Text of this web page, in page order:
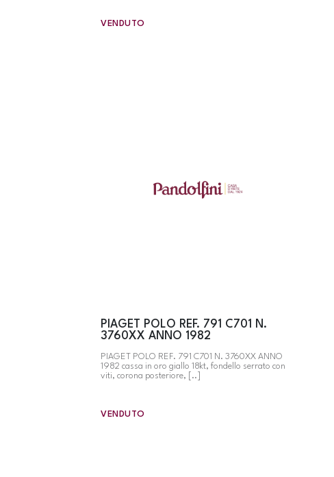
VENDUTO
PIAGET POLO REF. 791 C701 N.
3760XX ANNO 1982
PIAGET POLO REF. 791 C701 N. 3760XX ANNO
1982 cassa in oro giallo 18kt, fondello serrato con
viti, corona posteriore, [..]
VENDUTO